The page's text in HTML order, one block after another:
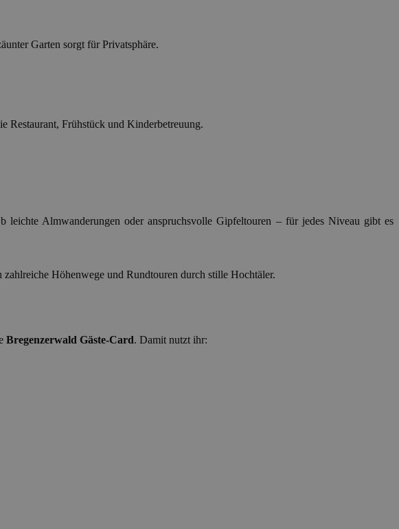
Garten sorgt für Privatsphäre.
Restaurant, Frühstück und Kinderbetreuung.
leichte Almwanderungen oder anspruchsvolle Gipfeltouren – für jedes Niveau gibt es
Höhenwege und Rundtouren durch stille Hochtäler.
Bregenzerwald Gäste-Card. Damit nutzt ihr: